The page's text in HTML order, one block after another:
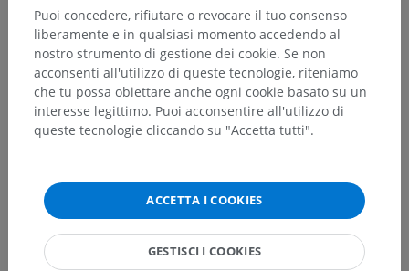
Tela sottomucosa dell'intestino crasso
Strutture sottostanti:Non sono presenti strutture
soggiacenti per questa parte anatomica
Traduzioni
Puoi concedere, rifiutare o revocare il tuo consenso
liberamente e in qualsiasi momento accedendo al
nostro strumento di gestione dei cookie. Se non
acconsenti all'utilizzo di queste tecnologie, riteniamo
che tu possa obiettare anche ogni cookie basato su un
interesse legittimo. Puoi acconsentire all'utilizzo di
queste tecnologie cliccando su "Accetta tutti".
ACCETTA I COOKIES
GESTISCI I COOKIES